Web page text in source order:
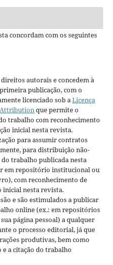
concordam com os seguintes
autorais e concedem à
publicação, com o
licenciado sob aLicença
Attributionque permite o
trabalho com reconhecimento
inicial nesta revista.
para assumir contratos
para distribuição não-
trabalho publicada nesta
em repositório institucional ou
com reconhecimento de
inicial nesta revista.
e são estimulados a publicar
online (ex.: em repositórios
página pessoal) a qualquer
o processo editorial, já que
produtivas, bem como
a citação do trabalho